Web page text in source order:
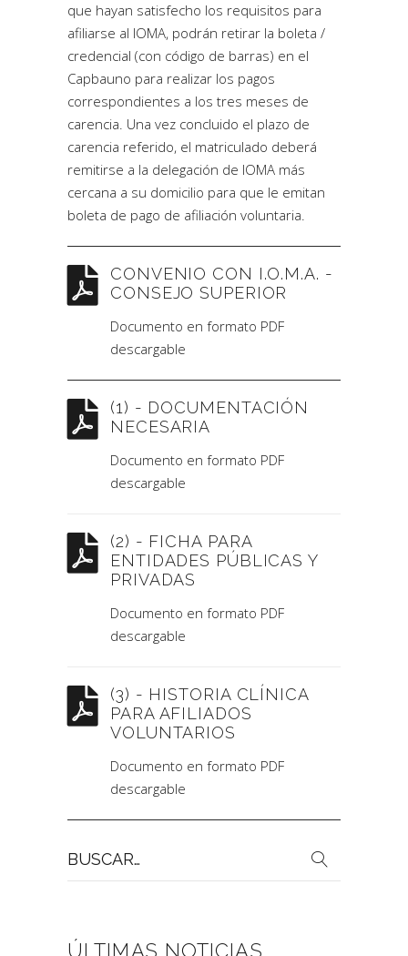
que hayan satisfecho los requisitos para
afiliarse al IOMA, podrán retirar la boleta /
credencial (con código de barras) en el
Capbauno para realizar los pagos
correspondientes a los tres meses de
carencia. Una vez concluido el plazo de
carencia referido, el matriculado deberá
remitirse a la delegación de IOMA más
cercana a su domicilio para que le emitan
boleta de pago de afiliación voluntaria.
CONVENIO CON I.O.M.A. -
CONSEJO SUPERIOR
Documento en formato PDF
descargable
(1) - DOCUMENTACIÓN
NECESARIA
Documento en formato PDF
descargable
(2) - FICHA PARA
ENTIDADES PÚBLICAS Y
PRIVADAS
Documento en formato PDF
descargable
(3) - HISTORIA CLÍNICA
PARA AFILIADOS
VOLUNTARIOS
Documento en formato PDF
descargable
por:
ÚLTIMAS NOTICIAS